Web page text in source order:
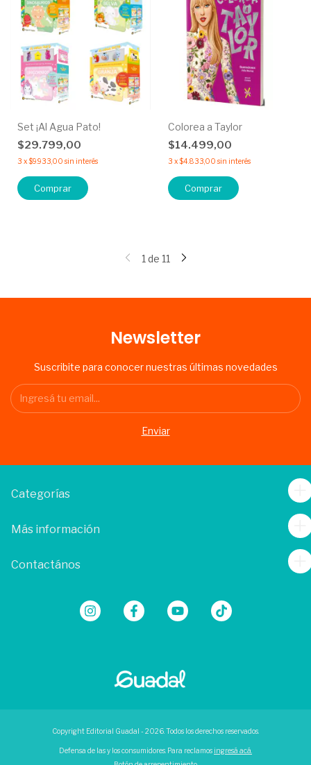
Set ¡Al Agua Pato!
$29.799,00
3 x$9.933,00 sin interés
Comprar
Colorea a Taylor
$14.499,00
3 x$4.833,00 sin interés
1 de 11
Newsletter
Suscribite para conocer nuestras últimas novedades
Categorías
Más información
Contactános
Copyright Editorial Guadal - 2026. Todos los derechos reservados.
Defensa de las y los consumidores. Para reclamos ingresá acá.